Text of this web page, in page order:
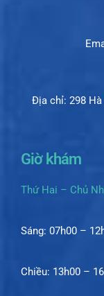
Địa chỉ: 298 Hà
Giờ khám
Thứ Hai – Chủ
Sáng: 07h00 –
Chiều: 13h00 –